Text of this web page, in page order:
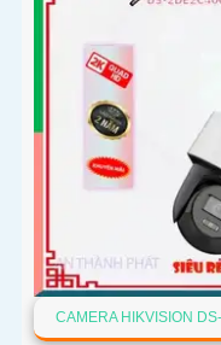
CAMERA HIKVISION